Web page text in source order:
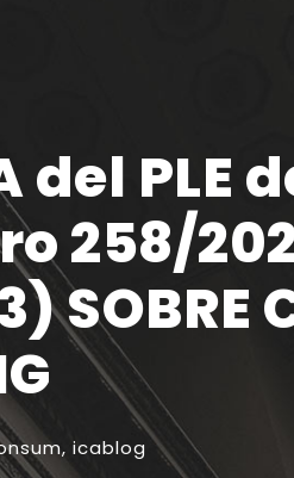
del PLE
258/
SOBRE
, icablog